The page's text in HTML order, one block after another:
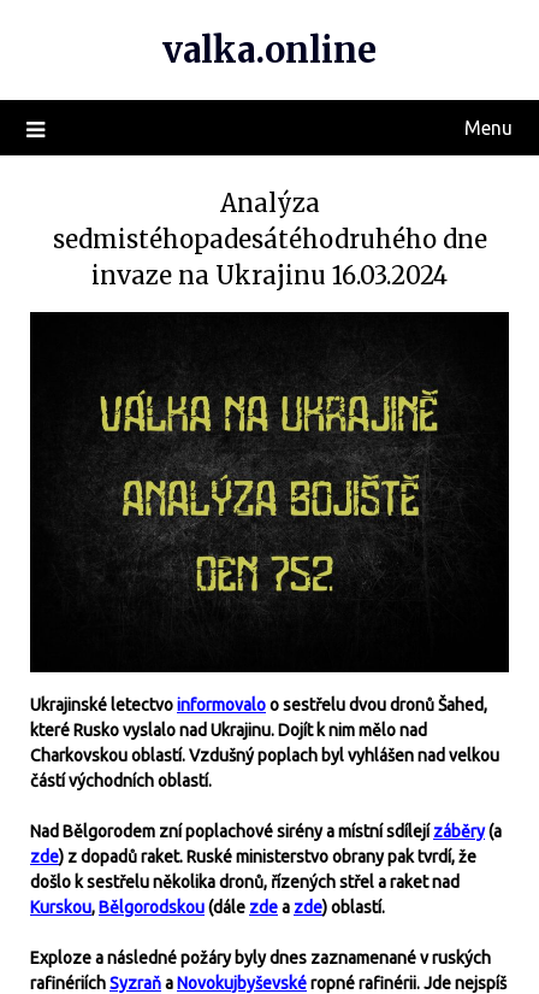
valka.online
Menu
Analýza
sedmistéhopadesátéhodruhého dne
invaze na Ukrajinu 16.03.2024
Ukrajinské letectvoinformovaloo sestřelu dvou dronů Šahed,
které Rusko vyslalo nad Ukrajinu. Dojít k nim mělo nad
Charkovskou oblastí. Vzdušný poplach byl vyhlášen nad velkou
částí východních oblastí.
Nad Bělgorodem zní poplachové sirény a místní sdílejízáběry(a
zde) z dopadů raket. Ruské ministerstvo obrany pak tvrdí, že
došlo k sestřelu několika dronů, řízených střel a raket nad
Kurskou,Bělgorodskou(dále zdea zde) oblastí.
Exploze a následné požáry byly dnes zaznamenané v ruských
rafinériíchSyzraňaNovokujbyševskéropné rafinérii. Jde nejspíš